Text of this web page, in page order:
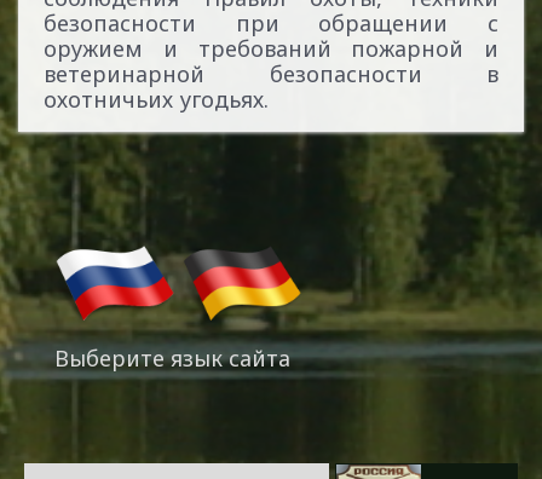
безопасности при обращении с
оружием и требований пожарной и
ветеринарной безопасности в
охотничьих угодьях.
Выберите язык сайта